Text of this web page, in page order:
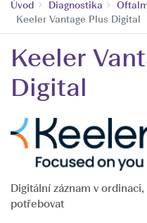
Úvod Diagnostika
Keeler Vantage Plus Digital
Keeler
Digital
Digitální záznam v
potřebovat